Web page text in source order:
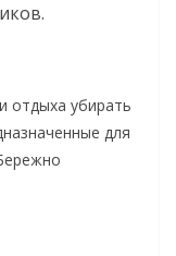
отдыха убирать
для